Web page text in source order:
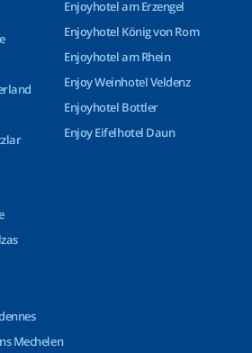
Enjoyhotel am Erzengel
Enjoyhotel König von Rom
Enjoyhotel am Rhein
Enjoy Weinhotel Veldenz
Enjoyhotel Bottler
Enjoy Eifelhotel Daun
Mechelen